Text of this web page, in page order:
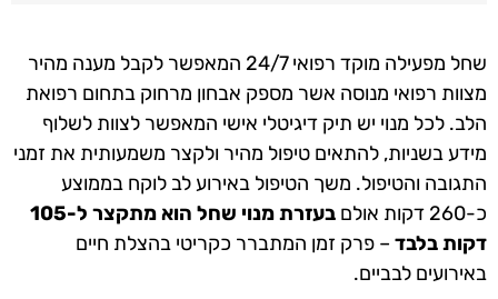
שחל מפעילה מוקד רפואי 24/7 המאפשר לקבל מענה מהיר
מצוות רפואי מנוסה אשר מספק אבחון מרחוק בתחום רפואת
הלב. לכל מנוי יש תיק דיגיטלי אישי המאפשר לצוות לשלוף
מידע בשניות, להתאים טיפול מהיר ולקצר משמעותית את זמני
התגובה והטיפול. משך הטיפול באירוע לב לוקח בממוצע
כ-260 דקות אולם
בעזרת מנוי שחל הוא מתקצר ל-105
דקות בלבד – פרק זמן המתברר כקריטי בהצלת חיים
באירועים לבביים.